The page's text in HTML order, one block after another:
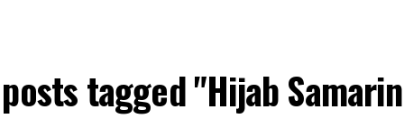
tagged "Hijab